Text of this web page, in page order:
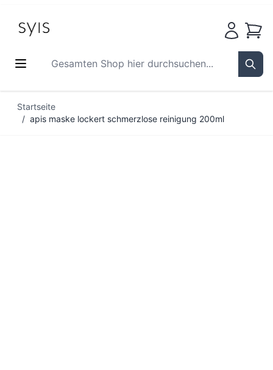
Gesamten Shop hier durchsuchen...
Startseite
/ apis maske lockert schmerzlose reinigung 200ml